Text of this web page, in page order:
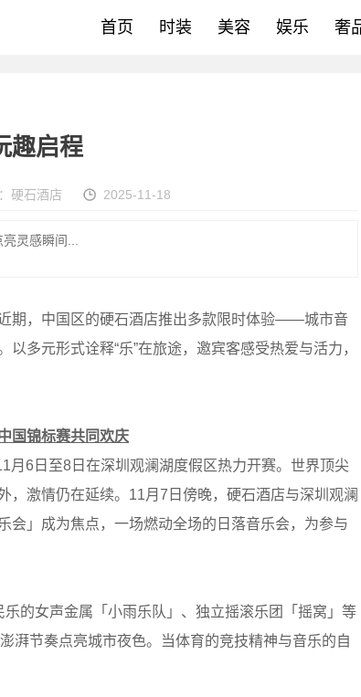
首页 时装 美容 娱乐 奢
趣启程
硬石酒店 2025-11-18
灵感瞬间...
期，中国区的硬石酒店推出多款限时体验——城市音
多元形式诠释“乐”在旅途，邀宾客感受热爱与活力，
国锦标赛共同欢庆
6日至8日在深圳观澜湖度假区热力开赛。世界顶尖
，激情仍在延续。11月7日傍晚，硬石酒店与深圳观澜
」成为焦点，一场燃动全场的日落音乐会，为参与
的女声金属「小雨乐队」、独立摇滚乐团「摇窝」等
湃节奏点亮城市夜色。当体育的竞技精神与音乐的自